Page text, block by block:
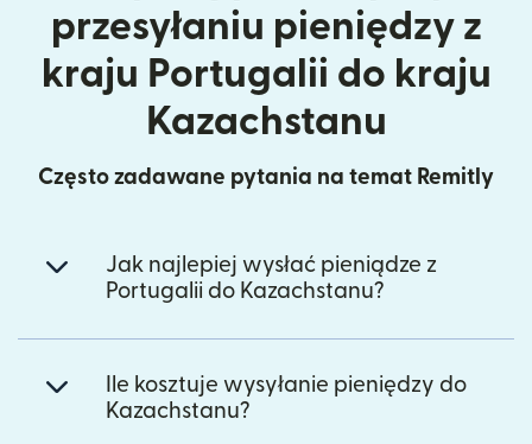
przesyłaniu pieniędzy z
kraju Portugalii do kraju
Kazachstanu
Często zadawane pytania na temat Remitly
Jak najlepiej wysłać pieniądze z
Portugalii do Kazachstanu?
Ile kosztuje wysyłanie pieniędzy do
Kazachstanu?